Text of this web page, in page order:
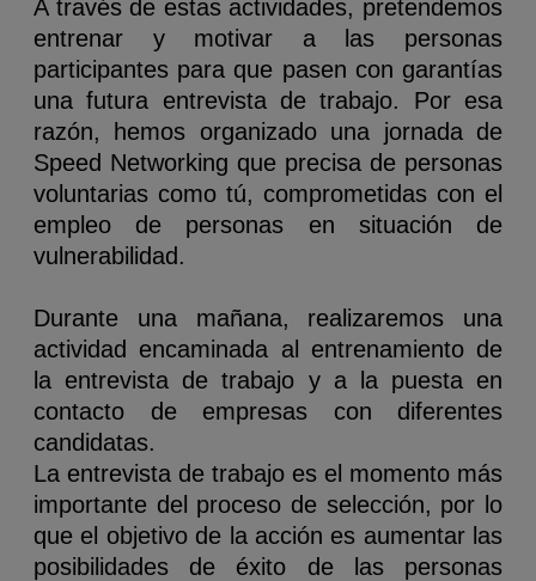
A través de estas actividades, pretendemos
entrenar y motivar a las personas
participantes para que pasen con garantías
una futura entrevista de trabajo. Por esa
razón, hemos organizado una jornada de
Speed Networking que precisa de personas
voluntarias como tú, comprometidas con el
empleo de personas en situación de
vulnerabilidad.
Durante una mañana, realizaremos una
actividad encaminada al entrenamiento de
la entrevista de trabajo y a la puesta en
contacto de empresas con diferentes
candidatas.
La entrevista de trabajo es el momento más
importante del proceso de selección, por lo
que el objetivo de la acción es aumentar las
posibilidades de éxito de las personas